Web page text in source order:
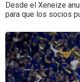
Desde el Xeneize
para que los socios